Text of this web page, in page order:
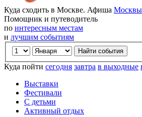
Куда сходить в Москве. Афиша Москвы
Помощник и путеводитель
по интересным местам
и лучшим событиям
Куда пойти сегодня завтра в выходные
Выставки
Фестивали
С детьми
Активный отдых